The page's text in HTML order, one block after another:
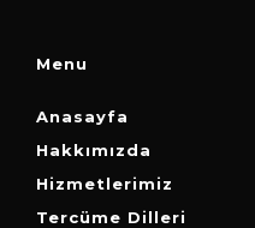
Menu
Anasayfa
Hakkımızda
Hizmetlerimiz
Tercüme Dilleri